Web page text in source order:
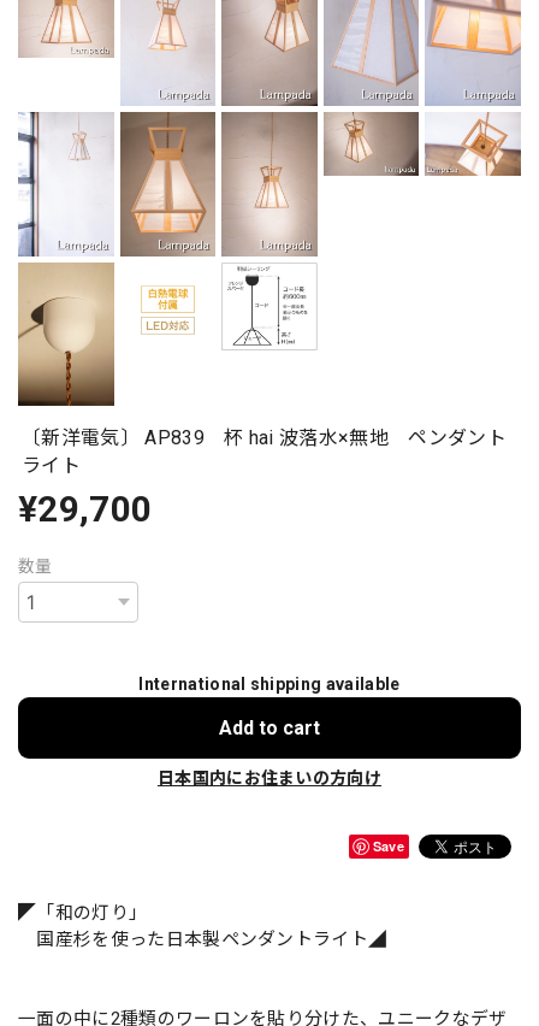
〔新洋電気〕 AP839 杯 hai 波落水×無地 ペンダント
ライト
¥29,700
数量
International shipping available
Add to cart
日本国内にお住まいの方向け
Save
◤「和の灯り」
国産杉を使った日本製ペンダントライト◢
一面の中に2種類のワーロンを貼り分けた、ユニークなデザ